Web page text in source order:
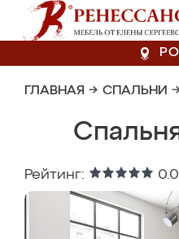
ГЛАВНАЯ → СПАЛЬНИ
Рейтинг: 0.0